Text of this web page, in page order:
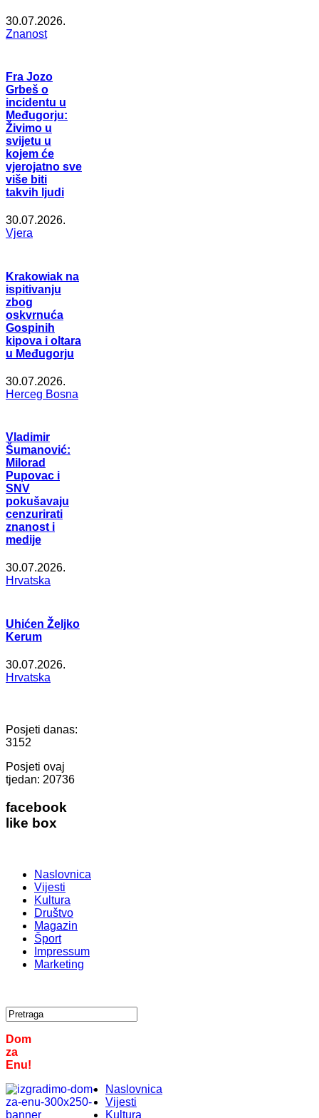
30.07.2026.
Znanost
Fra Jozo
Grbeš o
incidentu u
Međugorju:
Živimo u
svijetu u
kojem će
vjerojatno sve
više biti
takvih ljudi
30.07.2026.
Vjera
Krakowiak na
ispitivanju
zbog
oskvrnuća
Gospinih
kipova i oltara
u Međugorju
30.07.2026.
Herceg Bosna
Vladimir
Šumanović:
Milorad
Pupovac i
SNV
pokušavaju
cenzurirati
znanost i
medije
30.07.2026.
Hrvatska
Uhićen Željko
Kerum
30.07.2026.
Hrvatska
Posjeti danas:
3152
Posjeti ovaj
tjedan: 20736
facebook
like box
Naslovnica
Vijesti
Kultura
Društvo
Magazin
Šport
Impressum
Marketing
Dom
za
Enu!
Naslovnica
Vijesti
Kultura